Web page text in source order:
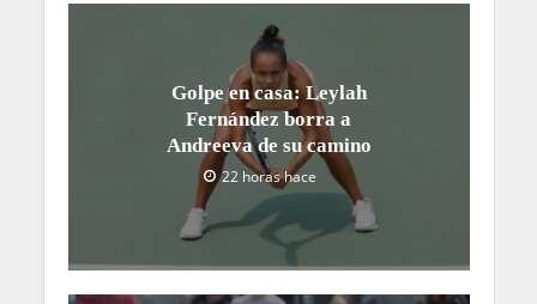
Golpe en casa: Leylah
Fernández borra a
Andreeva de su camino
22 horas hace